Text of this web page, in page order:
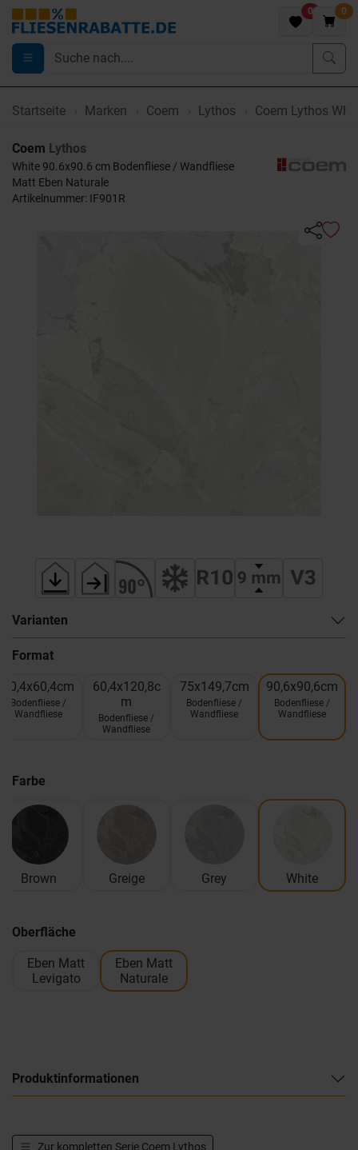
0 0
Startseite Marken Coem Lythos Coem Lythos
Coem Lythos
White 90.6x90.6 cm Bodenfliese / Wandfliese
Matt Eben Naturale
Artikelnummer: IF901R
Varianten
Format
60,4x60,4cm
Bodenfliese /
Wandfliese
60,4x120,8c
m
Bodenfliese /
Wandfliese
75x149,7cm
Bodenfliese /
Wandfliese
90,6x90,6cm
Bodenfliese /
Wandfliese
Farbe
Brown Greige Grey White
Oberfläche
Eben Matt
Levigato
Eben Matt
Naturale
Produktinformationen
Zur kompletten Serie Coem Lythos